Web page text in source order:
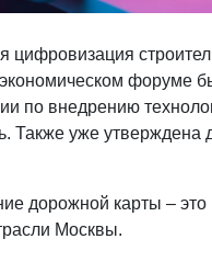
цифровизация
форуме
по внедрению
Также уже
дорожной карты –
Москвы.